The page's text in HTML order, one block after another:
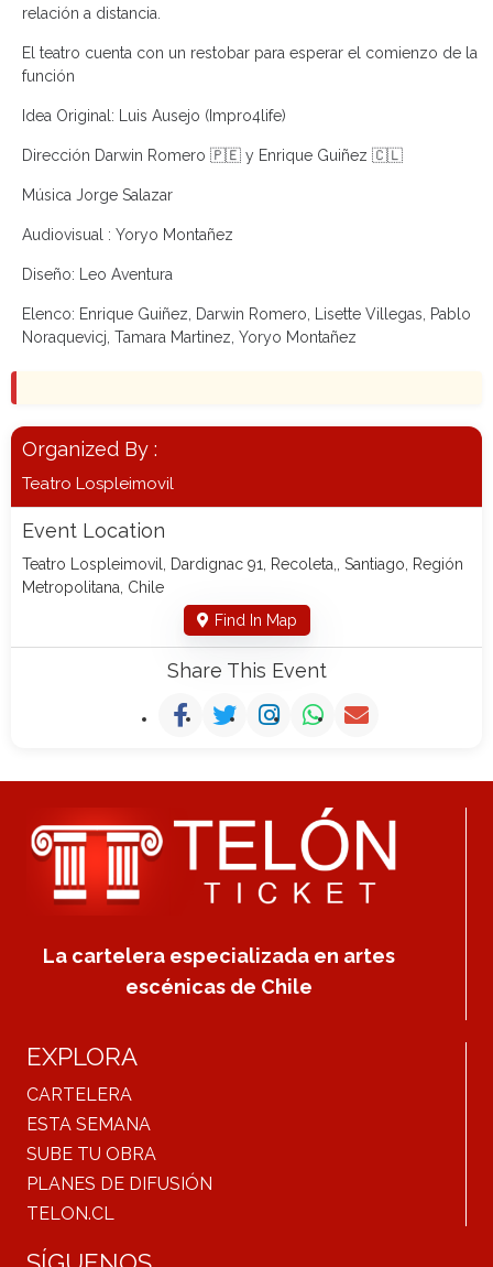
relación a distancia.
El teatro cuenta con un restobar para esperar el comienzo de la
función
Idea Original: Luis Ausejo (Impro4life)
Dirección Darwin Romero 🇵🇪 y Enrique Guiñez 🇨🇱
Música Jorge Salazar
Audiovisual : Yoryo Montañez
Diseño: Leo Aventura
Elenco: Enrique Guiñez, Darwin Romero, Lisette Villegas, Pablo
Noraquevicj, Tamara Martinez, Yoryo Montañez
Organized By :
Teatro Lospleimovil
Event Location
Teatro Lospleimovil, Dardignac 91, Recoleta,, Santiago, Región
Metropolitana, Chile
Find In Map
Share This Event
La cartelera especializada en artes
escénicas de Chile
EXPLORA
CARTELERA
ESTA SEMANA
SUBE TU OBRA
PLANES DE DIFUSIÓN
TELON.CL